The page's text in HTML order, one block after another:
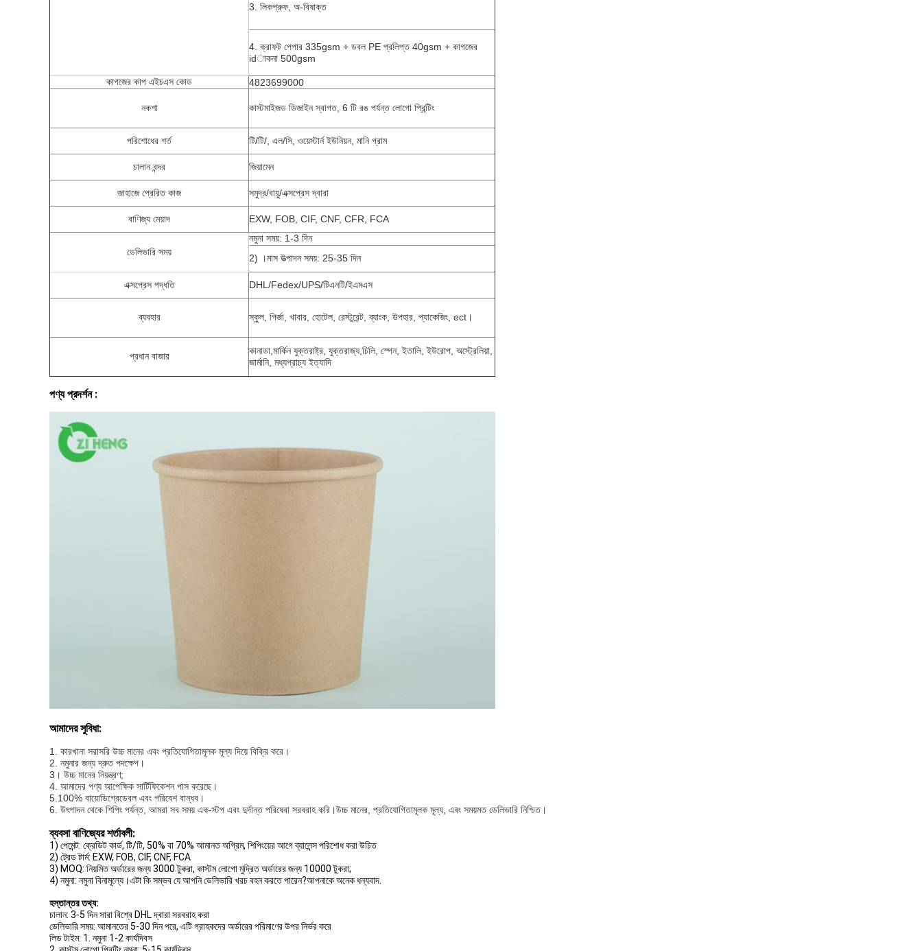
3. লিকপ্রুফ, অ-বিষাক্ত
4. ক্রাফট পেপার 335gsm + ডবল PE প্রলিপ্ত 40gsm + কাগজের
idাকনা 500gsm
কাগজের কাপ এইচএস কোড 4823699000
নকশা কাস্টমাইজড ডিজাইন স্বাগত, 6 টি রঙ পর্যন্ত লোগো প্রিন্টিং
পরিশোধের শর্ত টি/টি/, এল/সি, ওয়েস্টার্ন ইউনিয়ন, মানি গ্রাম
চালান বন্দর জিয়ামেন
জাহাজে প্রেরিত কাজ সমুদ্র/বায়ু/এক্সপ্রেস দ্বারা
বাণিজ্য মেয়াদ EXW, FOB, CIF, CNF, CFR, FCA
ডেলিভারি সময়
নমুনা সময়: 1-3 দিন
2) ।মাস উত্পাদন সময়: 25-35 দিন
এক্সপ্রেস পদ্ধতি DHL/Fedex/UPS/টিএনটি/ইএমএস
ব্যবহার স্কুল, গির্জা, খাবার, হোটেল, রেস্টুরেন্ট, ব্যাংক, উপহার, প্যাকেজিং, ect।
প্রধান বাজার কানাডা, মার্কিন যুক্তরাষ্ট্র, যুক্তরাজ্য, চিলি, স্পেন, ইতালি, ইউরোপ, অস্ট্রেলিয়া,
জার্মানি, মধ্যপ্রাচ্য ইত্যাদি
পণ্য প্রদর্শন :
আমাদের সুবিধা:
1. কারখানা সরাসরি উচ্চ মানের এবং প্রতিযোগিতামূলক মূল্য দিয়ে বিক্রি করে।
2. নমুনার জন্য দ্রুত পদক্ষেপ।
3। উচ্চ মানের নিয়ন্ত্রণ;
4. আমাদের পণ্য আপেক্ষিক সার্টিফিকেশন পাস করেছে।
5.100% বায়োডিগ্রেডেবল এবং পরিবেশ বান্ধব।
6. উৎপাদন থেকে শিপিং পর্যন্ত, আমরা সব সময় এক-স্টপ এবং দুর্দান্ত পরিষেবা সরবরাহ করি।উচ্চ মানের, প্রতিযোগিতামূলক মূল্য, এবং সময়মত ডেলিভারি নিশ্চিত।
ব্যবসা বাণিজ্যের শর্তাবলী:
1) পেমেন্ট: ক্রেডিট কার্ড, টি/টি, 50% বা 70% আমানত অগ্রিম, শিপিংয়ের আগে ব্যালেন্স পরিশোধ করা উচিত
2) ট্রেড টার্ম: EXW, FOB, CIF, CNF, FCA
3) MOQ: নিয়মিত অর্ডারের জন্য 3000 টুকরা, কাস্টম লোগো মুদ্রিত অর্ডারের জন্য 10000 টুকরা;
4) নমুনা: নমুনা বিনামূল্যে।এটা কি সম্ভব যে আপনি ডেলিভারি খরচ বহন করতে পারেন?আপনাকে অনেক ধন্যবাদ.
হস্তান্তর তথ্য:
চালান: 3-5 দিন সারা বিশ্বে DHL দ্বারা সরবরাহ করা
ডেলিভারি সময়: আমানতের 5-30 দিন পরে, এটি গ্রাহকদের অর্ডারের পরিমাণের উপর নির্ভর করে
লিড টাইম: 1. নমুনা 1-2 কার্যদিবস